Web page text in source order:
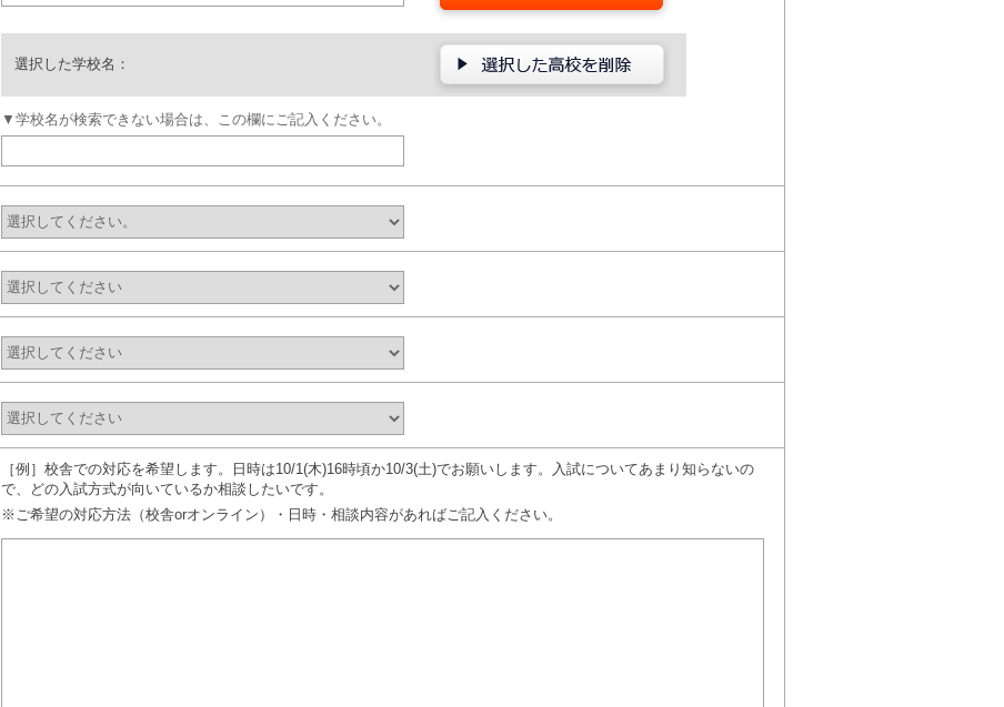
選択した学校名：
▼学校名が検索できない場合は、この欄にご記入ください。
［例］校舎での対応を希望します。日時は10/1(木)16時頃か10/3(土)でお願いします。入試についてあまり知らないの
で、どの入試方式が向いているか相談したいです。
※ご希望の対応方法（校舎orオンライン）・日時・相談内容があればご記入ください。